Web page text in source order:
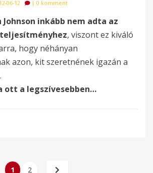
06-12 | 0 komment
Johnson inkább nem adta az
, viszont ez kiváló
hogy néhányan
azon, kit szeretnének igazán a
ott a legszívesebben…
PAGE
1 PAGE
2 NEXT